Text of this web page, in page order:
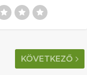
KÖVETKEZŐ